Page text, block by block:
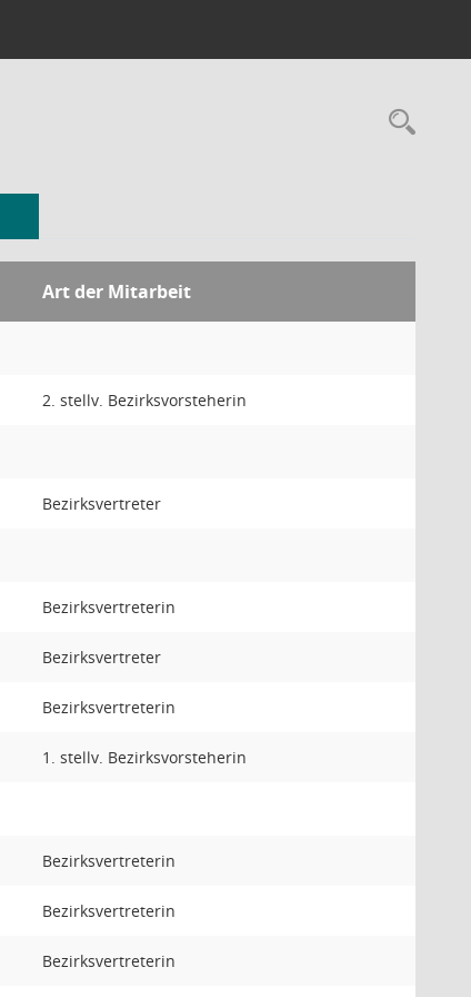
Art der Mitarbeit
2. stellv. Bezirksvorsteherin
Bezirksvertreter
Bezirksvertreterin
Bezirksvertreter
Bezirksvertreterin
1. stellv. Bezirksvorsteherin
Bezirksvertreterin
Bezirksvertreterin
Bezirksvertreterin